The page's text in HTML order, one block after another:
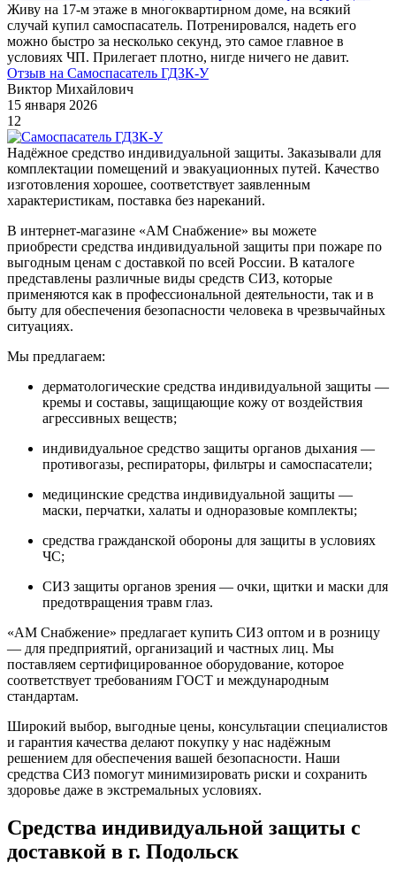
Живу на 17-м этаже в многоквартирном доме, на всякий
случай купил самоспасатель. Потренировался, надеть его
можно быстро за несколько секунд, это самое главное в
условиях ЧП. Прилегает плотно, нигде ничего не давит.
Отзыв на Самоспасатель ГДЗК-У
Виктор Михайлович
15 января 2026
12
Надёжное средство индивидуальной защиты. Заказывали для
комплектации помещений и эвакуационных путей. Качество
изготовления хорошее, соответствует заявленным
характеристикам, поставка без нареканий.
В интернет-магазине «АМ Снабжение» вы можете
приобрести средства индивидуальной защиты при пожаре по
выгодным ценам с доставкой по всей России. В каталоге
представлены различные виды средств СИЗ, которые
применяются как в профессиональной деятельности, так и в
быту для обеспечения безопасности человека в чрезвычайных
ситуациях.
Мы предлагаем:
дерматологические средства индивидуальной защиты —
кремы и составы, защищающие кожу от воздействия
агрессивных веществ;
индивидуальное средство защиты органов дыхания —
противогазы, респираторы, фильтры и самоспасатели;
медицинские средства индивидуальной защиты —
маски, перчатки, халаты и одноразовые комплекты;
средства гражданской обороны для защиты в условиях
ЧС;
СИЗ защиты органов зрения — очки, щитки и маски для
предотвращения травм глаз.
«АМ Снабжение» предлагает купить СИЗ оптом и в розницу
— для предприятий, организаций и частных лиц. Мы
поставляем сертифицированное оборудование, которое
соответствует требованиям ГОСТ и международным
стандартам.
Широкий выбор, выгодные цены, консультации специалистов
и гарантия качества делают покупку у нас надёжным
решением для обеспечения вашей безопасности. Наши
средства СИЗ помогут минимизировать риски и сохранить
здоровье даже в экстремальных условиях.
Средства индивидуальной защиты с
доставкой в г. Подольск